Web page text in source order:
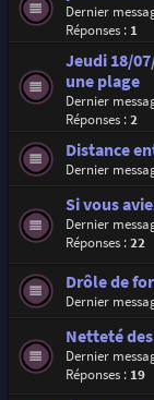
Dernier
Réponses : 1
Jeudi 18/
une plage
Dernier
Réponses :2
Distance
Dernier
Si vous
Dernier
Réponses :22
Drôle de
Dernier
Netteté
Dernier
Réponses : 19